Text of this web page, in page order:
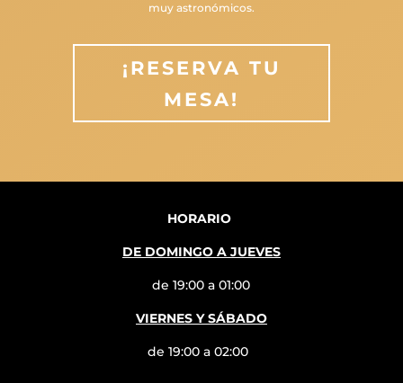
muy astronómicos.
¡RESERVA TU
MESA!
HORARIO
DE DOMINGO A JUEVES
de 19:00 a 01:00
VIERNES Y SÁBADO
de 19:00 a 02:00